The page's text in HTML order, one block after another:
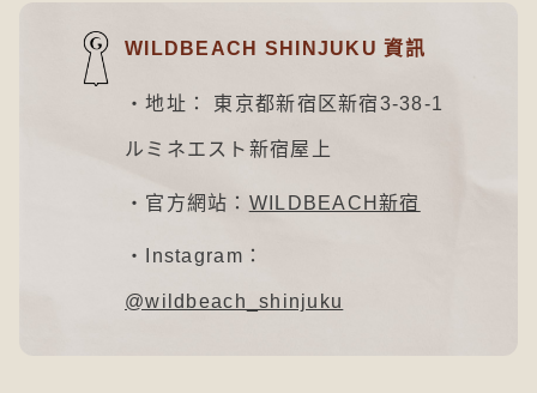
WILDBEACH SHINJUKU 資訊
・地址： 東京都新宿区新宿3-38-1
ルミネエスト新宿屋上
・官方網站： WILDBEACH新宿
・Instagram：
@wildbeach_shinjuku